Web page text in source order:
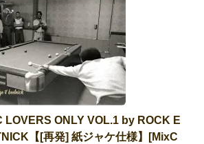
LOVERS ONLY VOL.1 by ROCK E
【[再発] 紙ジャケ仕様】[MixC